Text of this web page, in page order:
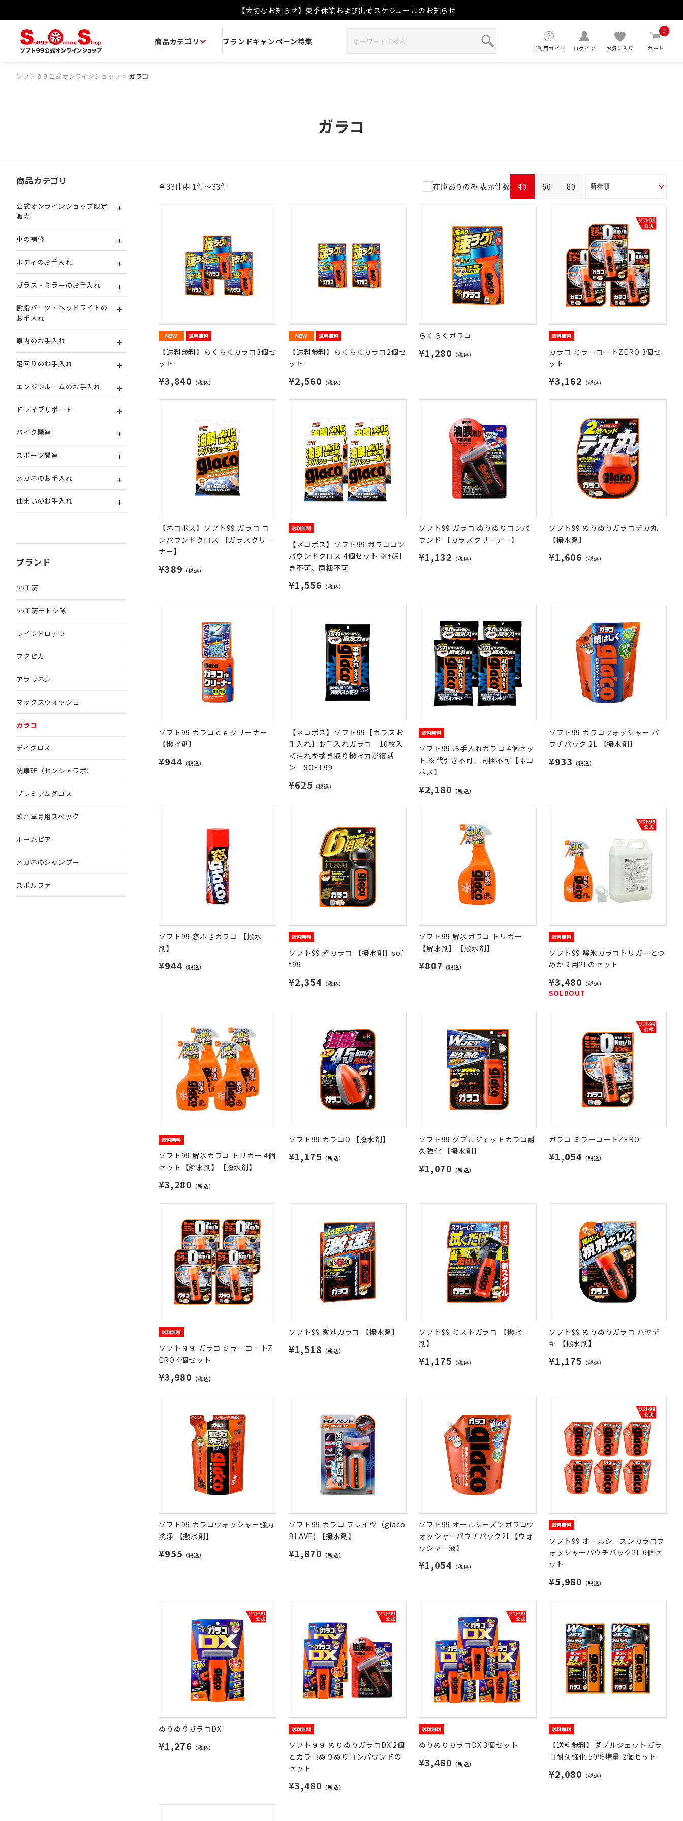
【大切なお知らせ】夏季休業および出荷スケジュールのお知らせ
商品カテゴリ ブランドキャンペーン特集
ご利用ガイド ログイン お気に入り カート
0
ソフト９９公式オンラインショップ > ガラコ
ガラコ
商品カテゴリ
公式オンラインショップ限定
販売
+
車の補修 +
ボディのお手入れ +
ガラス・ミラーのお手入れ +
樹脂パーツ・ヘッドライトの
お手入れ
+
車内のお手入れ +
足回りのお手入れ +
エンジンルームのお手入れ +
ドライブサポート +
バイク関連 +
スポーツ関連 +
メガネのお手入れ +
住まいのお手入れ +
ブランド
99工房
99工房モドシ隊
レインドロップ
フクピカ
アラウネン
マックスウォッシュ
ガラコ
ディグロス
洗車研（センシャラボ）
プレミアムグロス
欧州車専用スペック
ルームピア
メガネのシャンプー
スポルファ
全33件中 1件～33件 在庫ありのみ 表示件数 40 60 80
【送料無料】らくらくガラコ3個セ
ット
¥3,840 （税込）
【送料無料】らくらくガラコ2個セ
ット
¥2,560 （税込）
らくらくガラコ
¥1,280 （税込）
ガラコ ミラーコートZERO 3個セ
ット
¥3,162 （税込）
【ネコポス】ソフト99 ガラコ コ
ンパウンドクロス 【ガラスクリー
ナー】
¥389 （税込）
【ネコポス】ソフト99 ガラココン
パウンドクロス 4個セット ※代引
き不可、同梱不可
¥1,556 （税込）
ソフト99 ガラコ ぬりぬりコンパ
ウンド 【ガラスクリーナー】
¥1,132 （税込）
ソフト99 ぬりぬりガラコデカ丸
【撥水剤】
¥1,606 （税込）
ソフト99 ガラコｄｅクリーナー
【撥水剤】
¥944 （税込）
【ネコポス】ソフト99【ガラスお
手入れ】お手入れガラコ 10枚入
＜汚れを拭き取り撥水力が復活
＞ SOFT99
¥625 （税込）
ソフト99 お手入れガラコ 4個セッ
ト ※代引き不可、同梱不可【ネコ
ポス】
¥2,180 （税込）
ソフト99 ガラコウォッシャー パ
ウチパック 2L 【撥水剤】
¥933 （税込）
ソフト99 窓ふきガラコ 【撥水
剤】
¥944 （税込）
ソフト99 超ガラコ 【撥水剤】sof
t99
¥2,354 （税込）
ソフト99 解氷ガラコ トリガー
【解氷剤】【撥水剤】
¥807 （税込）
ソフト99 解氷ガラコトリガーとつ
めかえ用2Lのセット
¥3,480 （税込）
SOLDOUT
ソフト99 解氷ガラコ トリガー 4個
セット【解氷剤】【撥水剤】
¥3,280 （税込）
ソフト99 ガラコQ 【撥水剤】
¥1,175 （税込）
ソフト99 ダブルジェットガラコ耐
久強化 【撥水剤】
¥1,070 （税込）
ガラコ ミラーコートZERO
¥1,054 （税込）
ソフト９９ ガラコ ミラーコートZ
ERO 4個セット
¥3,980 （税込）
ソフト99 激速ガラコ 【撥水剤】
¥1,518 （税込）
ソフト99 ミストガラコ 【撥水
剤】
¥1,175 （税込）
ソフト99 ぬりぬりガラコ ハヤデ
キ 【撥水剤】
¥1,175 （税込）
ソフト99 ガラコウォッシャー強力
洗浄 【撥水剤】
¥955 （税込）
ソフト99 ガラコ ブレイヴ（glaco
BLAVE) 【撥水剤】
¥1,870 （税込）
ソフト99 オールシーズンガラコウ
ォッシャーパウチパック2L【ウォ
ッシャー液】
¥1,054 （税込）
ソフト99 オールシーズンガラコウ
ォッシャーパウチパック2L 6個セ
ット
¥5,980 （税込）
ぬりぬりガラコDX
¥1,276 （税込）
ソフト９９ ぬりぬりガラコDX 2個
とガラコぬりぬりコンパウンドの
セット
¥3,480 （税込）
ぬりぬりガラコDX 3個セット
¥3,480 （税込）
【送料無料】ダブルジェットガラ
コ耐久強化 50％増量 2個セット
¥2,080 （税込）